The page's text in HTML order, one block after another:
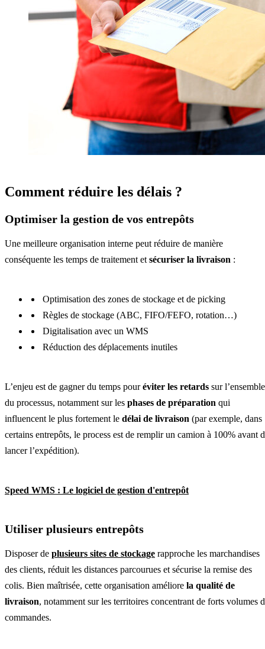
Comment réduire les délais ?
Optimiser la gestion de vos entrepôts
Une meilleure organisation interne peut réduire de manière
conséquente les temps de traitement et sécuriser la livraison :
Optimisation des zones de stockage et de picking
Règles de stockage (ABC, FIFO/FEFO, rotation…)
Digitalisation avec un WMS
Réduction des déplacements inutiles
L’enjeu est de gagner du temps pouréviter les retards sur l’ensemble
du processus, notamment sur les phases de préparation qui
influencent le plus fortement le délai de livraison (par exemple, dans
certains entrepôts, le process est de remplir un camion à 100% avant
lancer l’expédition).
Speed WMS : Le logiciel de gestion d'entrepôt
Utiliser plusieurs entrepôts
Disposer de plusieurs sites de stockage rapproche les marchandises
des clients, réduit les distances parcourues et sécurise la remise des
colis. Bien maîtrisée, cette organisation améliore la qualité de
livraison, notamment sur les territoires concentrant de forts volumes
commandes.